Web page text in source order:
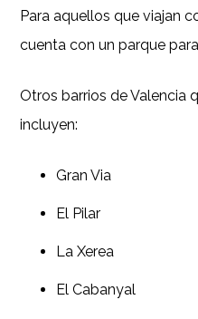
Para aquellos que viajan
cuenta con un parque
Otros barrios de Valencia
incluyen:
Gran Via
El Pilar
La Xerea
El Cabanyal